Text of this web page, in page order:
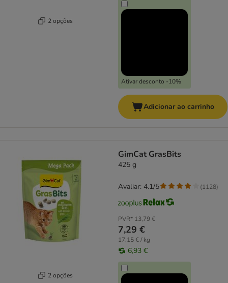
2 opções
Ativar desconto -10%
Adicionar ao carrinho
2 opções
GimCat GrasBits
425 g
PVR* 13,79 €
7,29 €
17,15 € / kg
6,93 €
Avaliar: 4.1/5 (1128)